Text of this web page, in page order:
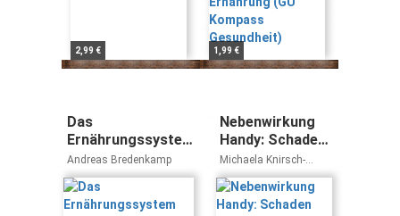
2,99 € 1,99 €
Das
Ernährungssystem
für Fitness und
Gesundheit: Eine
praktische
Anleitung mit
Andreas Bredenkamp
Nebenwirkung
Handy: Schaden
Mobiltelefone
unserer
Gesundheit?
Michaela Knirsch-
Wagner Erik Randall
Huber